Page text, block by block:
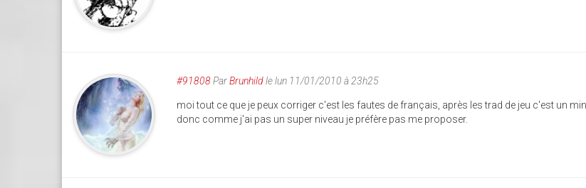
#91808ParBrunhildle lun 11/01/2010 à 23h25
moi tout ce que je peux corriger c'est les fautes de français, après les trad de jeu c'est un
donc comme j'ai pas un super niveau je préfère pas me proposer.